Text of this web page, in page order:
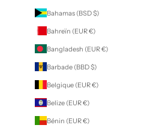
Bahamas (BSD $)
Bahreïn (EUR €)
Bangladesh (EUR €)
Barbade (BBD $)
Belgique (EUR €)
Belize (EUR €)
Bénin (EUR €)